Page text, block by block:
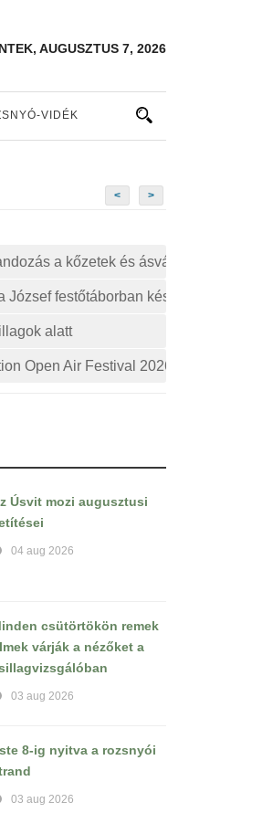
AUGUSZTUS 7, 2026
VIDÉK
< >
a kőzetek és ásványok izgalmas
József festőtáborban készült művekből
alatt
Open Air Festival 2026:
Úsvit mozi augusztusi
04 aug 2026
csütörtökön remek
várják a nézőket a
03 aug 2026
8-ig nyitva a rozsnyói
03 aug 2026